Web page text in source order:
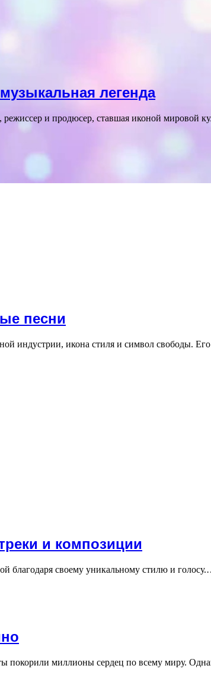
легенда
и продюсер, ставшая иконой мировой
песни
индустрии, икона стиля и символ свободы.
и композиции
благодаря своему уникальному стилю и
покорили миллионы сердец по всему миру.